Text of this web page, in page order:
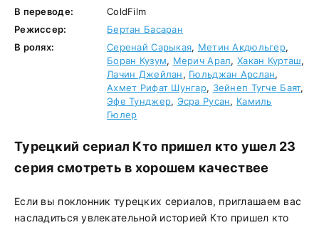
В переводе:
ColdFilm
Режиссер:
Бертан Басаран
В ролях:
Серенай Сарыкая, Метин Акдюльгер,
Боран Кузум, Мерич Арал,Хакан Курташ,
Лачин Джейлан, Гюльджан Арслан,
Ахмет Рифат Шунгар, Зейнеп Тугче Баят,
Эфе Тунджер, Эсра Русан, Камиль
Гюлер
Турецкий сериал Кто пришел кто ушел 23
серия смотреть в хорошем качествее
Если вы поклонник турецких сериалов, приглашаем вас
насладиться увлекательной историей Кто пришел кто